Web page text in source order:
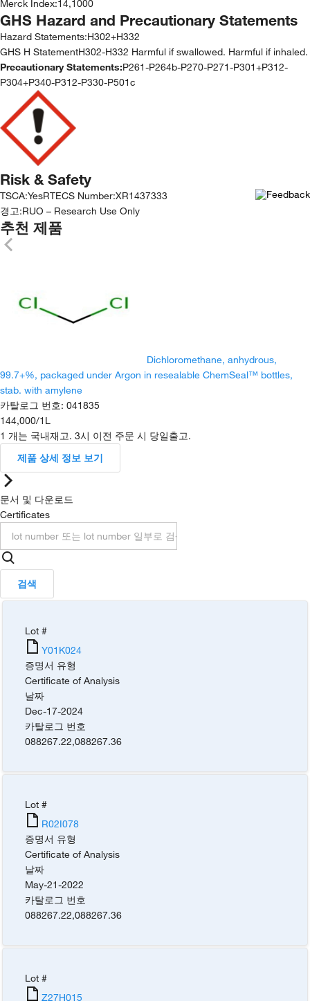
Merck Index:14,1000
GHS Hazard and Precautionary Statements
Hazard Statements:H302+H332
GHS H StatementH302-H332 Harmful if swallowed. Harmful if inhaled.
Precautionary Statements:P261-P264b-P270-P271-P301+P312-
P304+P340-P312-P330-P501c
Risk & Safety
TSCA:YesRTECS Number:XR1437333
경고:RUO – Research Use Only
추천 제품
Dichloromethane, anhydrous,
99.7+%, packaged under Argon in resealable ChemSeal™ bottles,
stab. with amylene
카탈로그 번호: 041835
144,000/1L
1 개는 국내재고. 3시 이전 주문 시 당일출고.
제품 상세 정보 보기
문서 및 다운로드
Certificates
검색
Lot #
Y01K024
증명서 유형
Certificate of Analysis
날짜
Dec-17-2024
카탈로그 번호
088267.22,088267.36
Lot #
R02I078
증명서 유형
Certificate of Analysis
날짜
May-21-2022
카탈로그 번호
088267.22,088267.36
Lot #
Z27H015